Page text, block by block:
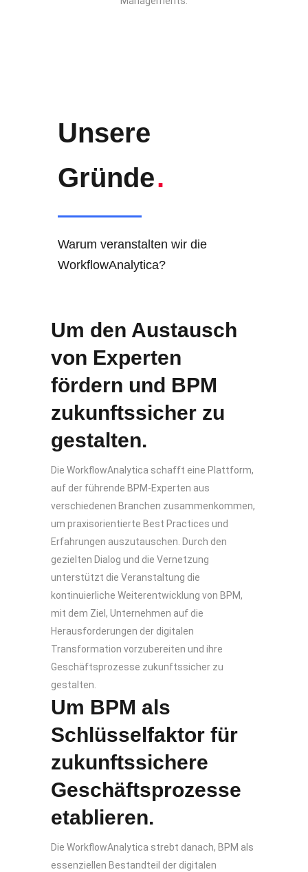
Unsere
Gründe
.
Warum veranstalten wir die
WorkflowAnalytica?
Um den Austausch
von Experten
fördern und BPM
zukunftssicher zu
gestalten.
Die WorkflowAnalytica schafft eine Plattform,
auf der führende BPM-Experten aus
verschiedenen Branchen zusammenkommen,
um praxisorientierte Best Practices und
Erfahrungen auszutauschen. Durch den
gezielten Dialog und die Vernetzung
unterstützt die Veranstaltung die
kontinuierliche Weiterentwicklung von BPM,
mit dem Ziel, Unternehmen auf die
Herausforderungen der digitalen
Transformation vorzubereiten und ihre
Geschäftsprozesse zukunftssicher zu
gestalten.
Um BPM als
Schlüsselfaktor für
zukunftssichere
Geschäftsprozesse
etablieren.
Die WorkflowAnalytica strebt danach, BPM als
essenziellen Bestandteil der digitalen